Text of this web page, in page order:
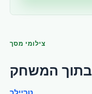
צילומי מסך
בתוך המשחק